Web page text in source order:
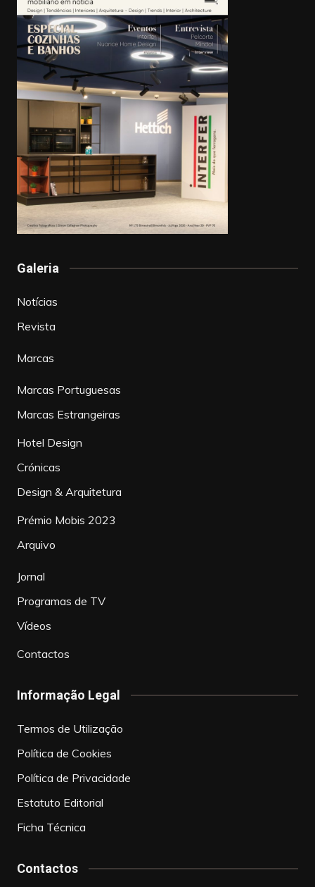
Galeria
Notícias
Revista
Marcas
Marcas Portuguesas
Marcas Estrangeiras
Hotel Design
Crónicas
Design & Arquitetura
Prémio Mobis 2023
Arquivo
Jornal
Programas de TV
Vídeos
Contactos
Informação Legal
Termos de Utilização
Política de Cookies
Política de Privacidade
Estatuto Editorial
Ficha Técnica
Contactos